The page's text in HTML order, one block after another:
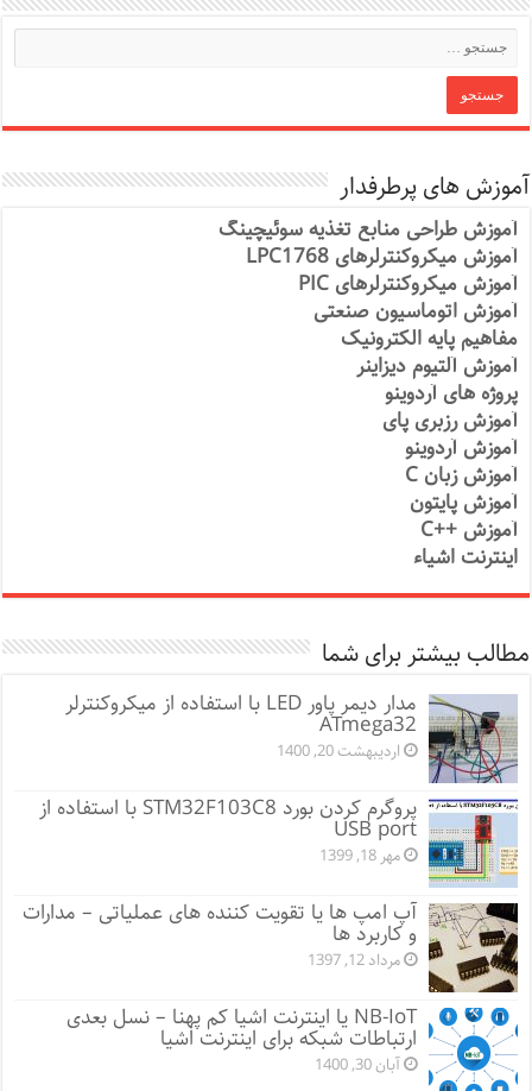
آموزش های پرطرفدار
آموزش طراحی منابع تغذیه سوئیچینگ
آموزش میکروکنترلرهای LPC1768
آموزش میکروکنترلرهای PIC
آموزش اتوماسیون صنعتی
مفاهیم پایه الکترونیک
آموزش آلتیوم دیزاینر
پروژه های آردوینو
آموزش رزبری پای
آموزش آردوینو
آموزش زبان C
آموزش پایتون
آموزش ++C
اینترنت اشیاء
مطالب بیشتر برای شما
مدار دیمر پاور LED با استفاده از میکروکنترلر
ATmega32
اردیبهشت 20, 1400
پروگرم کردن بورد STM32F103C8 با استفاده از
USB port
مهر 18, 1399
آپ امپ ها یا تقویت کننده های عملیاتی – مدارات
و کاربرد ها
مرداد 12, 1397
NB-IoT یا اینترنت اشیا کم پهنا – نسل بعدی
ارتباطات شبکه برای اینترنت اشیا
آبان 30, 1400